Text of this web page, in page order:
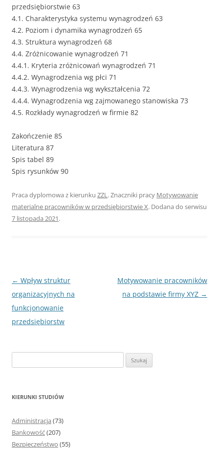
przedsiębiorstwie 63
4.1. Charakterystyka systemu wynagrodzeń 63
4.2. Poziom i dynamika wynagrodzeń 65
4.3. Struktura wynagrodzeń 68
4.4. Zróżnicowanie wynagrodzeń 71
4.4.1. Kryteria zróżnicowań wynagrodzeń 71
4.4.2. Wynagrodzenia wg płci 71
4.4.3. Wynagrodzenia wg wykształcenia 72
4.4.4. Wynagrodzenia wg zajmowanego stanowiska 73
4.5. Rozkłady wynagrodzeń w firmie 82
Zakończenie 85
Literatura 87
Spis tabel 89
Spis rysunków 90
Praca dyplomowa z kierunku ZZL. Znaczniki pracy Motywowanie
materialne pracowników w przedsiębiorstwie X. Dodana do serwisu
7 listopada 2021.
Nawigacja
wpisu
← Wpływ struktur
organizacyjnych na
funkcjonowanie
przedsiębiorstw
Motywowanie pracowników
na podstawie firmy XYZ →
z
KIERUNKI STUDIÓW
Administracja (73)
Bankowość(207)
Bezpieczeństwo (55)